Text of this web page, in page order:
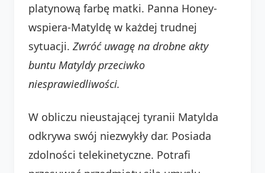
platynową farbę matki. Panna Honey-
wspiera-Matyldę w każdej trudnej
sytuacji. Zwróć uwagę na drobne akty
buntu Matyldy przeciwko
niesprawiedliwości.
W obliczu nieustającej tyranii Matylda
odkrywa swój niezwykły dar. Posiada
zdolności telekinetyczne. Potrafi